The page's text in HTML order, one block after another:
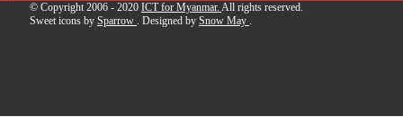
© Copyright 2006 - 2020 ICT for Myanmar. All rights reserved.
Sweet icons by Sparrow . Designed by Snow May .